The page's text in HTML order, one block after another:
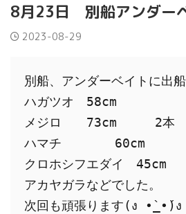
8月23日 別船アンダー
2023-08-29
別船、アンダーベイトに出船
ハガツオ　58cm
メジロ　　73cm     2本
ハマチ       60cm
クロホシフエダイ　45cm
アカヤガラなどでした。
次回も頑張ります(ง •̀_•́)ง